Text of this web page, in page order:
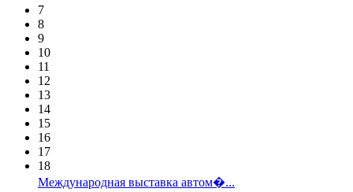
7
8
9
10
11
12
13
14
15
16
17
18
Международная выставка автом�...